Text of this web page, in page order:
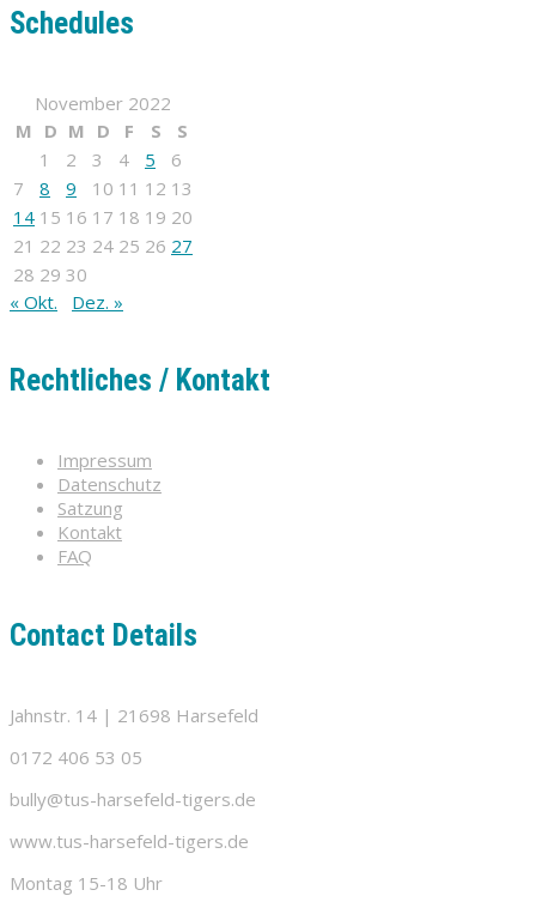
Schedules
November 2022
M D M D F S
S
1
2 3 4 5
6
7
8 9 10 11 12 13
14 15 16 17 18 19 20
21 22 23 24 25 26 27
28 29 30
« Okt.
Dez. »
Rechtliches / Kontakt
Impressum
Datenschutz
Satzung
Kontakt
FAQ
Contact Details
Jahnstr. 14 | 21698 Harsefeld
0172 406 53 05
bully@tus-harsefeld-tigers.de
www.tus-harsefeld-tigers.de
Montag 15-18 Uhr